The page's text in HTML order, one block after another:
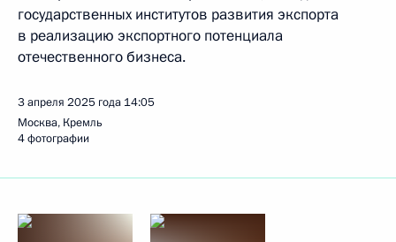
государственных институтов развития экспорта
в реализацию экспортного потенциала
отечественного бизнеса.
3 апреля 2025 года 14:05
Москва, Кремль
4 фотографии